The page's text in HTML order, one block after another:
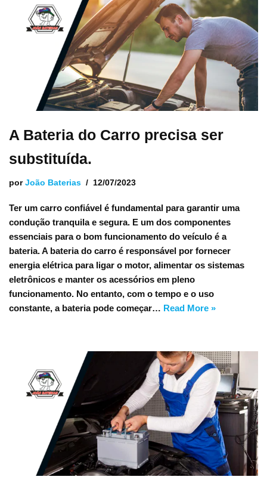
A Bateria do Carro precisa ser
substituída.
por João Baterias 12/07/2023
Ter um carro confiável é fundamental para garantir uma
condução tranquila e segura. E um dos componentes
essenciais para o bom funcionamento do veículo é a
bateria. A bateria do carro é responsável por fornecer
energia elétrica para ligar o motor, alimentar os sistemas
eletrônicos e manter os acessórios em pleno
funcionamento. No entanto, com o tempo e o uso
constante, a bateria pode começar… Read More »